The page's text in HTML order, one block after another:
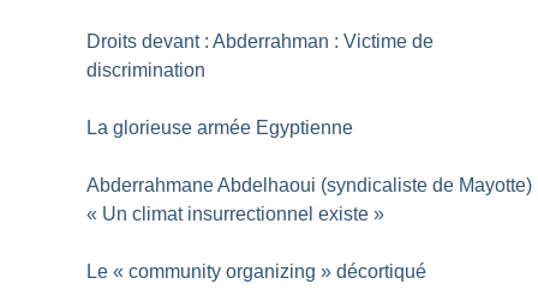
Droits devant : Abderrahman : Victime de
discrimination
La glorieuse armée Egyptienne
Abderrahmane Abdelhaoui (syndicaliste de Mayotte)
« Un climat insurrectionnel existe »
Le « community organizing » décortiqué